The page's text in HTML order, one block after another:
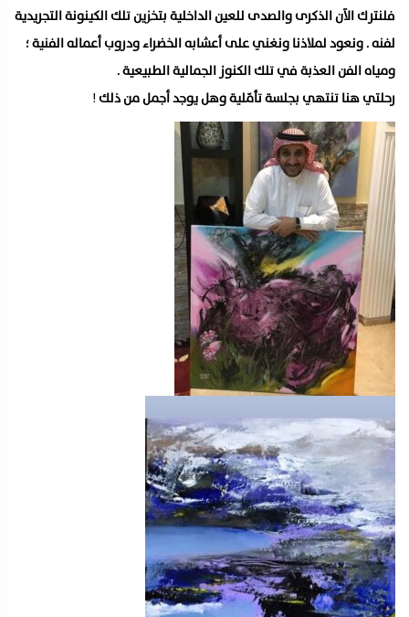
فلنترك الآن الذكرى والصدى للعين الداخلية بتخزين تلك الكينونة التجريدية
لفنه . ونعود لملاذنا ونغني على أعشابه الخضراء ودروب أعماله الفنية ؛
ومياه الفن العذبة في تلك الكنوز الجمالية الطبيعية .
رحلتي هنا تنتهي بجلسة تأمّلية وهل يوجد أجمل من ذلك!